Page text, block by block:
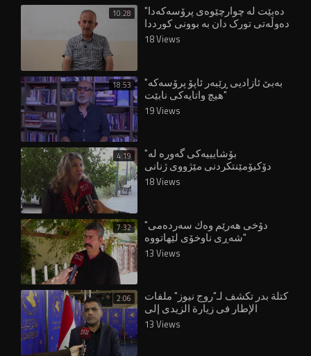
10:28 "دەبێت لە چوارچێوەی پرۆسەکەدا
دەوڵەتی تورک دان بە بوونی کورددا
بنێت"
18 Views
18:53 "بەبێ ئازادیی ڕێبەر ئاپۆ پرۆسەکە
هیچ واتایەکی نابێت"
19 Views
4:19 "بۆشایییەکی گەورە لە
دۆکیۆمێنتکردنی مێژووی ژنانی
18 Views
7:32 "دۆخى هه‌رێم وه‌ك سه‌رده‌مى
شه‌ڕى ناوخۆى لێهاتووه‌"
13 Views
2:06 ⁣كتلة بدر تكشف لـ"روج نيوز" ملفات
الإطار في زيارة الزيدي إلى
واشنطن
13 Views